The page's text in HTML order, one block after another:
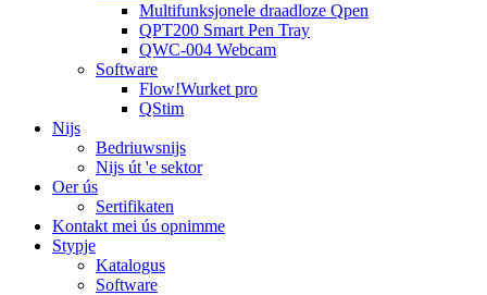
Multifunksjonele draadloze Qpen
QPT200 Smart Pen Tray
QWC-004 Webcam
Software
Flow!Wurket pro
QStim
Nijs
Bedriuwsnijs
Nijs út 'e sektor
Oer ús
Sertifikaten
Kontakt mei ús opnimme
Stypje
Katalogus
Software